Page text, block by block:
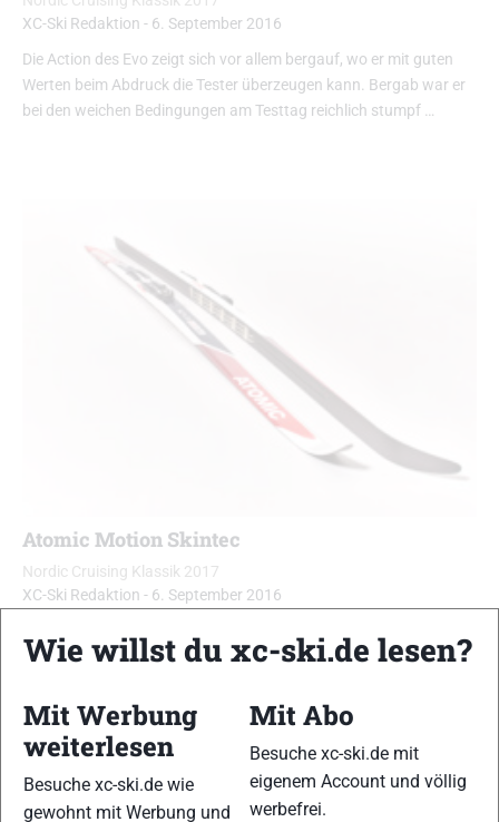
XC-Ski Redaktion - 6. September 2016
Die Action des Evo zeigt sich vor allem bergauf, wo er mit guten
Werten beim Abdruck die Tester überzeugen kann. Bergab war er
bei den weichen Bedingungen am Testtag reichlich stumpf …
Atomic Motion Skintec
Nordic Cruising Klassik 2017
XC-Ski Redaktion - 6. September 2016
den Ski für Anfänger wie sportlich ambitionierte Einsteiger
Wie willst du xc-ski.de lesen?
Mit Werbung
weiterlesen
Besuche xc-ski.de wie
gewohnt mit Werbung und
Mit Abo
Besuche xc-ski.de mit
eigenem Account und völlig
werbefrei.